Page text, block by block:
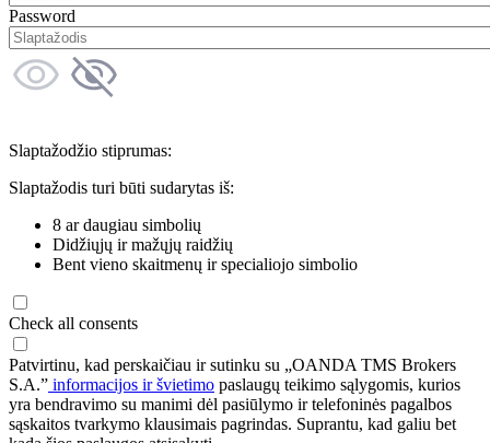
Password
Slaptažodžio stiprumas:
Slaptažodis turi būti sudarytas iš:
8 ar daugiau simbolių
Didžiųjų ir mažųjų raidžių
Bent vieno skaitmenų ir specialiojo simbolio
Check all consents
Patvirtinu, kad perskaičiau ir sutinku su „OANDA TMS Brokers
S.A.” informacijos ir švietimo paslaugų teikimo sąlygomis, kurios
yra bendravimo su manimi dėl pasiūlymo ir telefoninės pagalbos
sąskaitos tvarkymo klausimais pagrindas. Suprantu, kad galiu bet